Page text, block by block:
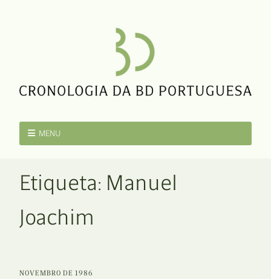
MENU
Etiqueta: Manuel
Joachim
NOVEMBRO DE 1986